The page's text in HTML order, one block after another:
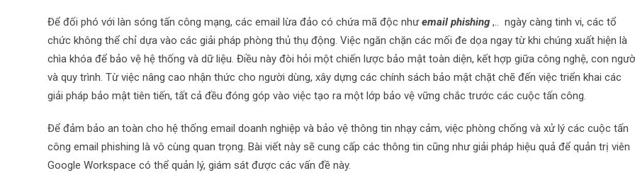
Để đối phó với làn sóng tấn công mạng, các email lừa đảo có chứa mã độc nhưemail phishing,.. ngày càng tinh vi, các tổ
chức không thể chỉ dựa vào các giải pháp phòng thủ thụ động. Việc ngăn chặn các mối đe dọa ngay từ khi chúng xuất hiện là
chìa khóa để bảo vệ hệ thống và dữ liệu. Điều này đòi hỏi một chiến lược bảo mật toàn diện, kết hợp giữa công nghệ, con
và quy trình. Từ việc nâng cao nhận thức cho người dùng, xây dựng các chính sách bảo mật chặt chẽ đến việc triển khai các
giải pháp bảo mật tiên tiến, tất cả đều đóng góp vào việc tạo ra một lớp bảo vệ vững chắc trước các cuộc tấn công.
Để đảm bảo an toàn cho hệ thống email doanh nghiệp và bảo vệ thông tin nhạy cảm, việc phòng chống và xử lý các cuộc tấn
công email phishing là vô cùng quan trọng. Bài viết này sẽ cung cấp các thông tin cũng như giải pháp hiệu quả để quản trị viên
Google Workspace có thể quản lý, giám sát được các vấn đề này.